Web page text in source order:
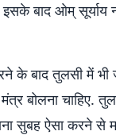
इसके बाद ओम्
के बाद तुलसी में
बोलना चाहिए.
सुबह ऐसा करने से